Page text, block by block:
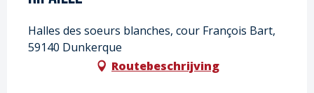
Halles des soeurs blanches, cour François Bart,
59140 Dunkerque
Routebeschrijving